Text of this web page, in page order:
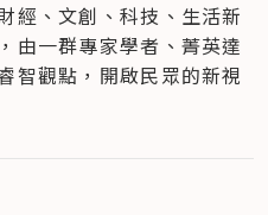
經、文創、科技、生活新
由一群專家學者、菁英達
智觀點，開啟民眾的新視